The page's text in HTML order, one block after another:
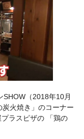
SHOW（2018年10月
火焼き」のコーナー
ラスピザの 「鶏の